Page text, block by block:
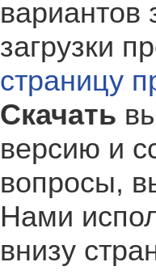
вариантов
загрузки
страницу
Скачать
версию и
вопросы,
Нами
внизу